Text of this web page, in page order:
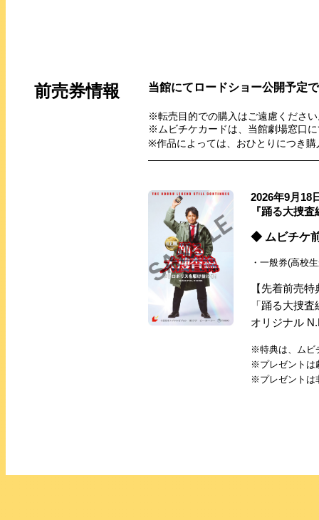
前売券情報 当館にてロードショー公開予定
※転売目的での購入はご遠慮くださ
※ムビチケカードは、当館劇場窓口
※作品によっては、おひとりにつき
2026年9月18
『踊る大捜
◆ ムビチケ
・一般券(高校
【先着前売
「踊る大捜
オリジナル
※特典は、ムビ
※プレゼントは
※プレゼントは